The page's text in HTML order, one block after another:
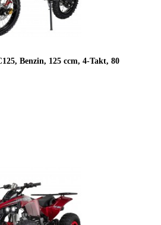
Benzin, 125 ccm, 4-Takt, 80